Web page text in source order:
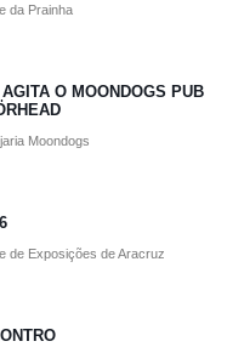
da Prainha
O MOONDOGS PUB
Moondogs
de Exposições de Aracruz